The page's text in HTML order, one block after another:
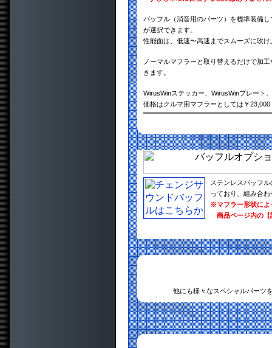
バッフル（消音用のパーツ）を標準装備
が選択できます。
性能面は、低速〜高速までスムーズに吹
ノーマルマフラーと取り替えるだけで加
きます。
WirusWinステッカー、WirusWinプレート
価格はクルマ用マフラーとしては￥
ステンレスバッフ
っており、組み合
※マフラー形状によ
商品ページ内の【
他にも様々なスペシャルパーツ